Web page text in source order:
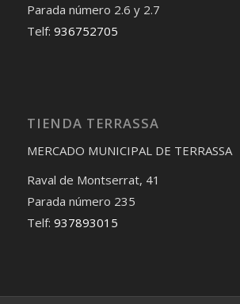
Parada número 2.6 y 2.7
Telf: 936752705
TIENDA TERRASSA
MERCADO MUNICIPAL DE TERRASSA
Raval de Montserrat, 41
Parada número 235
Telf: 937893015